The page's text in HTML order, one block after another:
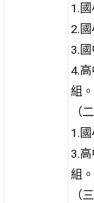
1.
2.
3.
4.
組。
（
1.
3.
組。
（